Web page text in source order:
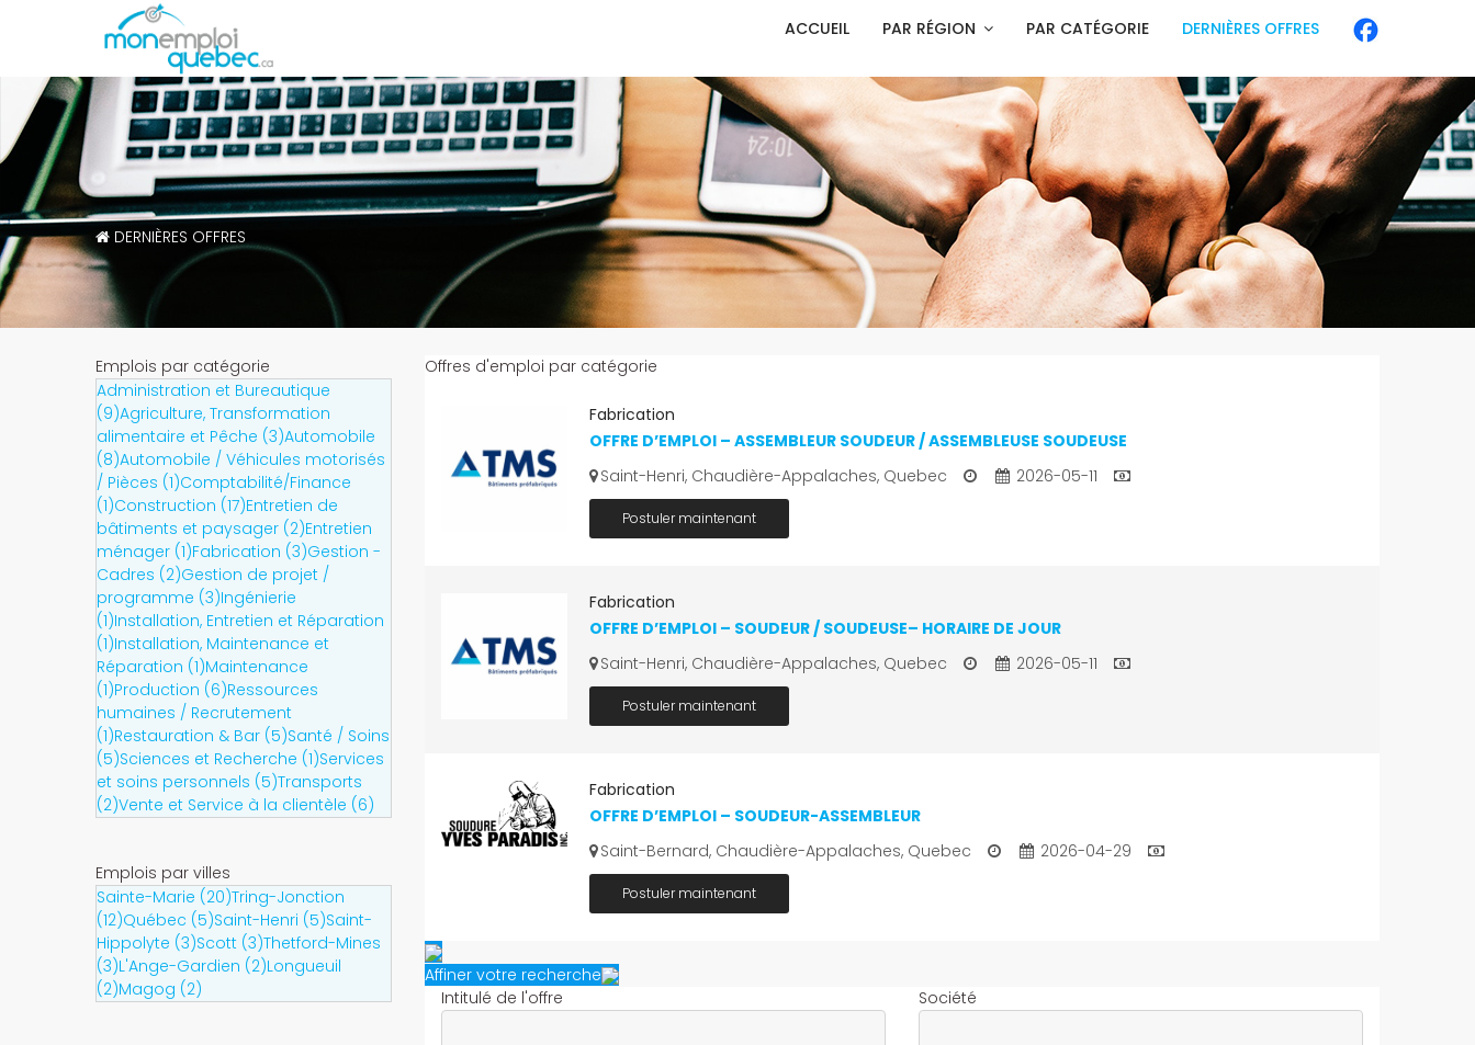
ACCUEIL PAR RÉGION PAR CATÉGORIE DERNIÈRES OFFRES
DERNIÈRES OFFRES
Emplois par catégorie
Administration et Bureautique
(9)Agriculture, Transformation
alimentaire et Pêche (3)Automobile
(8)Automobile / Véhicules motorisés
/ Pièces (1)Comptabilité/Finance
(1)Construction (17)Entretien de
bâtiments et paysager (2)Entretien
ménager (1)Fabrication (3)Gestion -
Cadres (2)Gestion de projet /
programme (3)Ingénierie
(1)Installation, Entretien et Réparation
(1)Installation, Maintenance et
Réparation (1)Maintenance
(1)Production (6)Ressources
humaines / Recrutement
(1)Restauration & Bar (5)Santé / Soins
(5)Sciences et Recherche (1)Services
et soins personnels (5)Transports
(2)Vente et Service à la clientèle (6)
Emplois par villes
Sainte-Marie (20)Tring-Jonction
(12)Québec (5)Saint-Henri (5)Saint-
Hippolyte (3)Scott (3)Thetford-Mines
(3)L'Ange-Gardien (2)Longueuil
(2)Magog (2)
Offres d'emploi par catégorie
Fabrication
OFFRE D’EMPLOI – ASSEMBLEUR SOUDEUR / ASSEMBLEUSE SOUDEUSE
Saint-Henri, Chaudière-Appalaches, Quebec
2026-05-11
Postuler maintenant
Fabrication
OFFRE D’EMPLOI – SOUDEUR / SOUDEUSE– HORAIRE DE JOUR
Saint-Henri, Chaudière-Appalaches, Quebec
2026-05-11
Postuler maintenant
Fabrication
OFFRE D’EMPLOI – SOUDEUR-ASSEMBLEUR
Saint-Bernard, Chaudière-Appalaches, Quebec
2026-04-29
Postuler maintenant
Affiner votre recherche
Intitulé de l'offre
Société